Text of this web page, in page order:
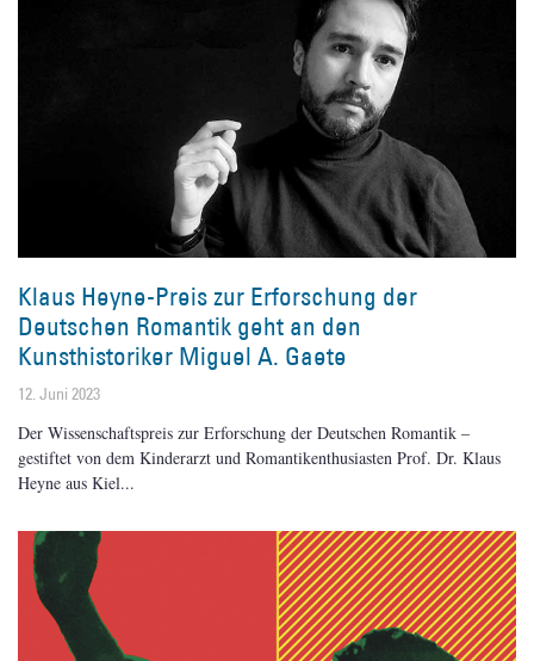
Klaus Heyne-Preis zur Erforschung der
Deutschen Romantik geht an den
Kunsthistoriker Miguel A. Gaete
12. Juni 2023
Der Wissenschaftspreis zur Erforschung der Deutschen Romantik –
gestiftet von dem Kinderarzt und Romantikenthusiasten Prof. Dr. Klaus
Heyne aus Kiel